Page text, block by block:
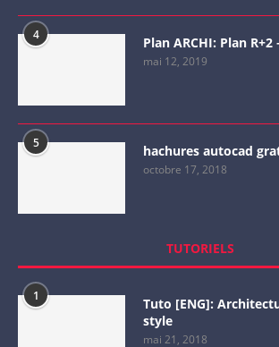
4 Plan ARCHI: Plan R+2
mai 12, 2019
5 hachures autocad
octobre 17, 2018
TUTORIELS
1
Tuto [ENG]:
style
mai 21, 2018